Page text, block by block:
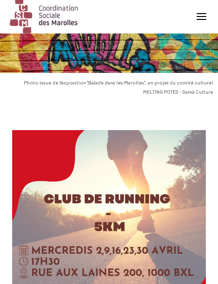
Main Navigation
Photo issue de l'exposition "Balade dans les Marolles", un projet du comité culturel
MELTING POTES - Sama Culture